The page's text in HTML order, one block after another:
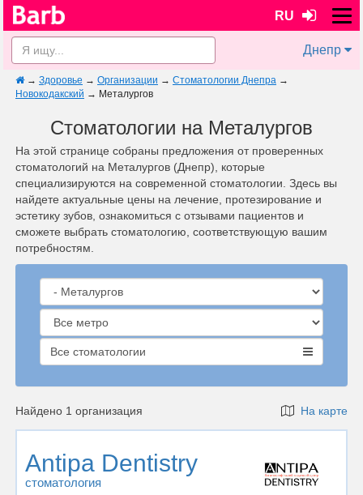
RU
Днепр
→ Здоровье → Организации → Стоматологии Днепра →
Новокодакский → Металургов
Стоматологии на Металургов
На этой странице собраны предложения от проверенных
стоматологий на Металургов (Днепр), которые
специализируются на современной стоматологии. Здесь вы
найдете актуальные цены на лечение, протезирование и
эстетику зубов, ознакомиться с отзывами пациентов и
сможете выбрать стоматологию, соответствующую вашим
потребностям.
Все стоматологии
Найдено 1 организация На карте
Antipa Dentistry
стоматология